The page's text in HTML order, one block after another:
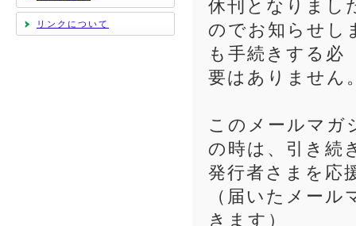
休刊となりまし
のでお知らせし
も手続きする必
要はありません
このメールマガ
の時は、引き続
発行者さまを応
（届いたメー
きます）
リンクについて